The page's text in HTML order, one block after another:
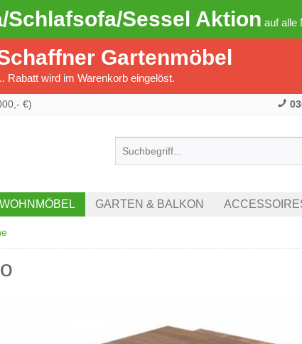
Schlafsofa/Sessel Aktion auf alle
Gartenmöbel
Rabatt wird im Warenkorb eingelöst.
€)
WOHNMÖBEL GARTEN & BALKON